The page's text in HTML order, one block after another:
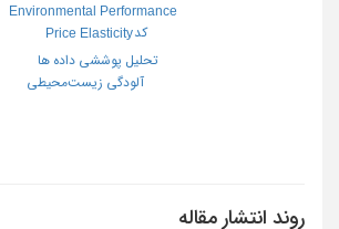
Environmental Performance
Price Elasticity
تحلیل پوششی داده ها
آلودگی زیست‌محیطی
کد
روند انتشار مقاله